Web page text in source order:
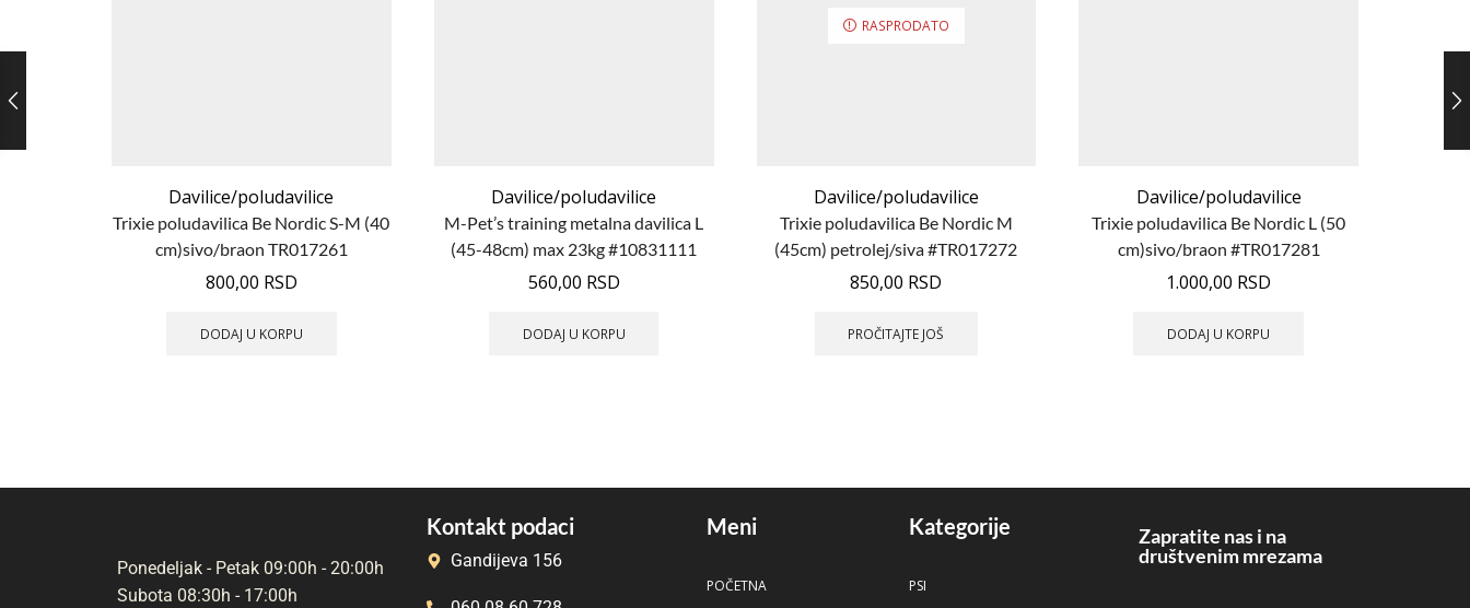
Davilice/poludavilice
Trixie poludavilica Be Nordic S-M (40
cm)sivo/braon TR017261
800,00 RSD
DODAJ U KORPU
Davilice/poludavilice
M-Pet’s training metalna davilica L
(45-48cm) max 23kg #10831111
560,00 RSD
DODAJ U KORPU
RASPRODATO
Davilice/poludavilice
Trixie poludavilica Be Nordic M
(45cm) petrolej/siva #TR017272
850,00 RSD
PROČITAJTE JOŠ
Davilice/poludavilice
Trixie poludavilica Be Nordic L (50
cm)sivo/braon #TR017281
1.000,00 RSD
DODAJ U KORPU
Ponedeljak - Petak 09:00h - 20:00h
Subota 08:30h - 17:00h
Kontakt podaci
Gandijeva 156
Meni
POČETNA
Kategorije
PSI
Zapratite nas i na
društvenim mrezama